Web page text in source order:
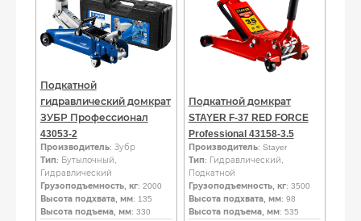
Подкатной
гидравлический домкрат
ЗУБР Профессионал
43053-2
Производитель: Зубр
Тип: Бутылочный,
Гидравлический
Грузоподъемность, кг: 2000
Высота подхвата, мм: 135
Высота подъема, мм: 330
Подкатной домкрат
STAYER F-37 RED FORCE
Professional 43158-3.5
Производитель: Stayer
Тип: Гидравлический,
Подкатной
Грузоподъемность, кг: 3500
Высота подхвата, мм: 98
Высота подъема, мм: 535